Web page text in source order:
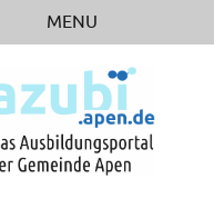
MENU
STELLENBÖRSE
BERUFSFELDER